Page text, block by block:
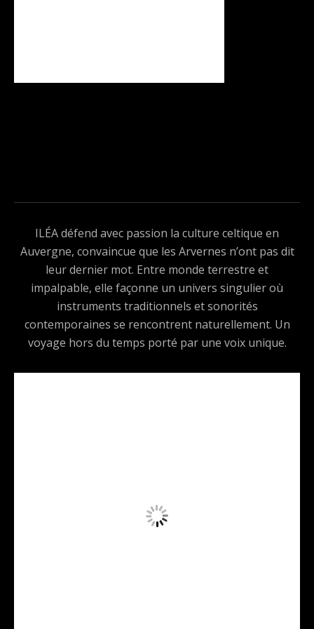
ILÉA défend avec passion la culture celtique en
Auvergne, convaincue que les Arvernes n’ont pas dit
leur dernier mot. Entre monde terrestre et
impalpable, elle façonne un univers singulier où
instruments traditionnels et sonorités
contemporaines se rencontrent naturellement. Un
voyage hors du temps porté par une voix unique.